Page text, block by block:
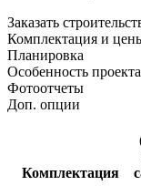
Заказать
Комплектация и
Планировка
Особенность проекта
Фотоотчеты
Доп. опции
Комплектация